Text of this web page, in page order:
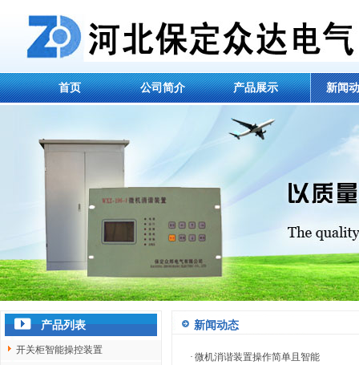
首页 公司简介 产品展示 新闻
产品列表
开关柜智能操控装置
新闻动态
· 微机消谐装置操作简单且智能